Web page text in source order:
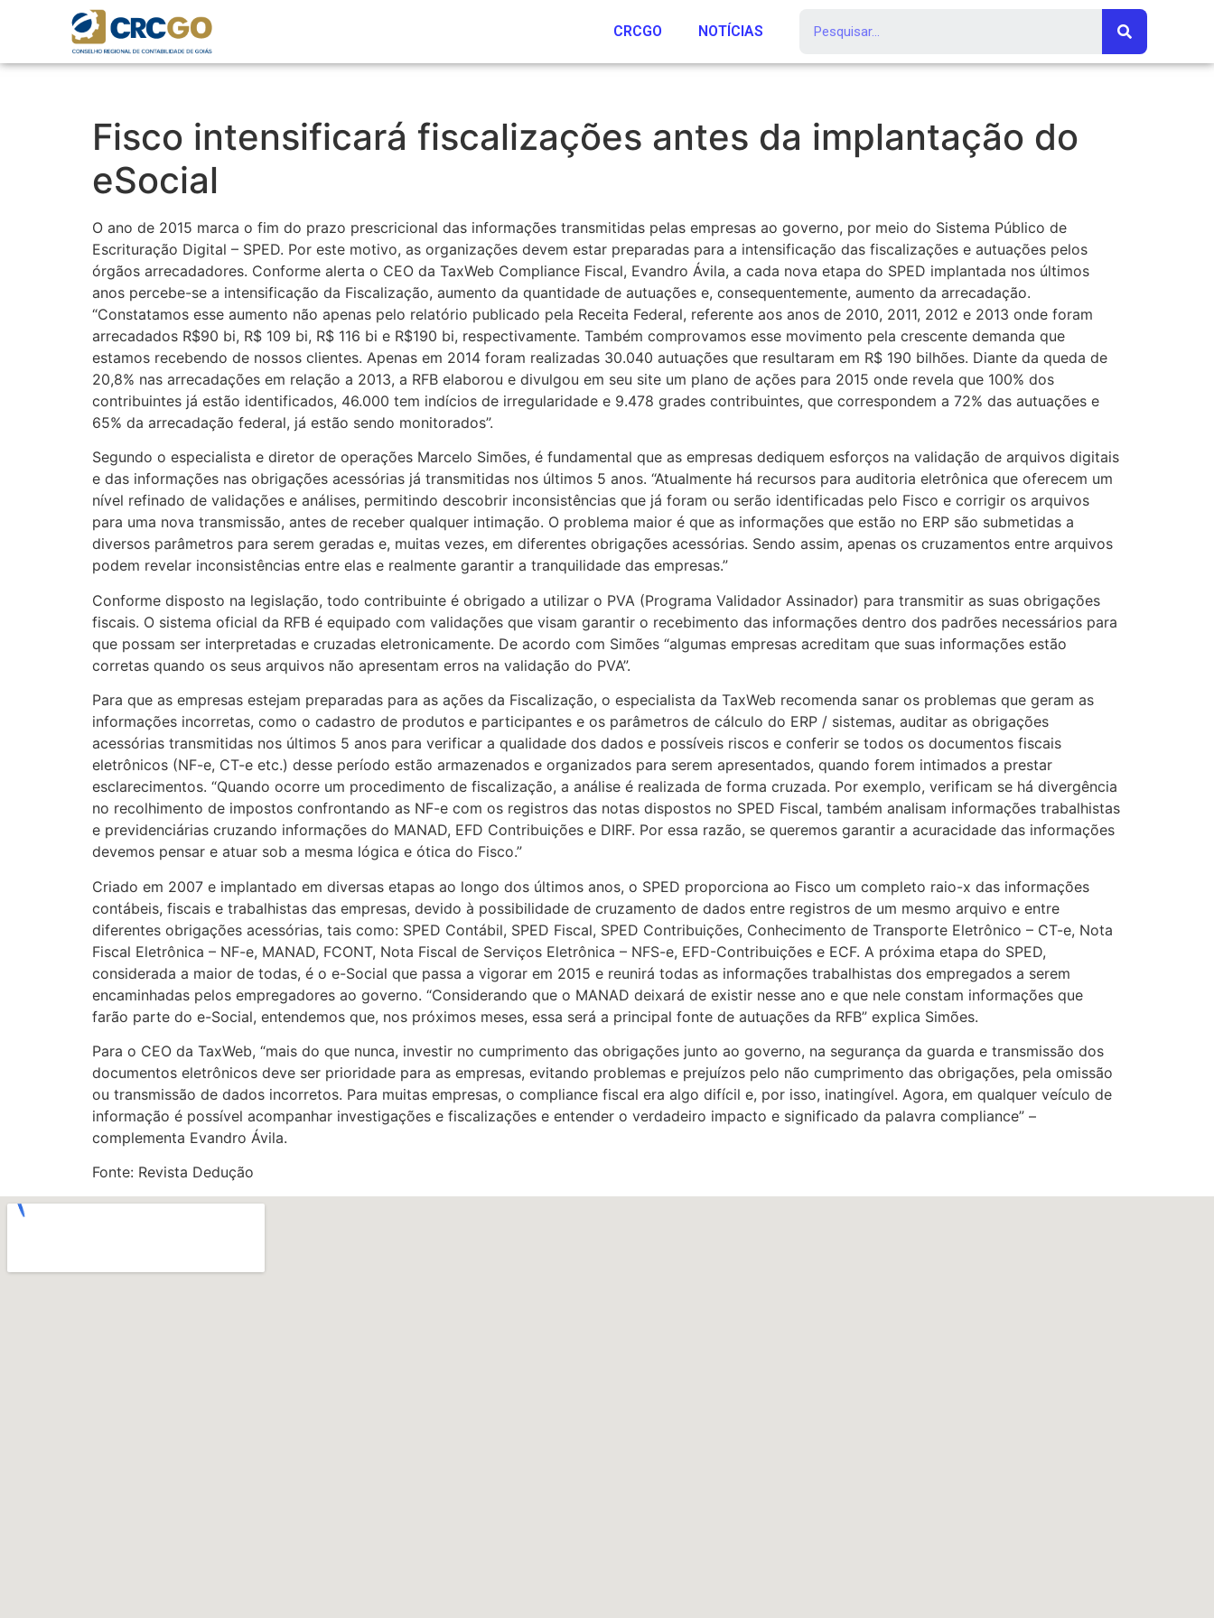
CRCGO NOTÍCIAS
Fisco intensificará fiscalizações antes da implantação do
eSocial
O ano de 2015 marca o fim do prazo prescricional das informações transmitidas pelas empresas ao governo, por meio do Sistema Público de
Escrituração Digital – SPED. Por este motivo, as organizações devem estar preparadas para a intensificação das fiscalizações e autuações pelos
órgãos arrecadadores. Conforme alerta o CEO da TaxWeb Compliance Fiscal, Evandro Ávila, a cada nova etapa do SPED implantada nos últimos
anos percebe-se a intensificação da Fiscalização, aumento da quantidade de autuações e, consequentemente, aumento da arrecadação.
“Constatamos esse aumento não apenas pelo relatório publicado pela Receita Federal, referente aos anos de 2010, 2011, 2012 e 2013 onde foram
arrecadados R$90 bi, R$ 109 bi, R$ 116 bi e R$190 bi, respectivamente. Também comprovamos esse movimento pela crescente demanda que
estamos recebendo de nossos clientes. Apenas em 2014 foram realizadas 30.040 autuações que resultaram em R$ 190 bilhões. Diante da queda de
20,8% nas arrecadações em relação a 2013, a RFB elaborou e divulgou em seu site um plano de ações para 2015 onde revela que 100% dos
contribuintes já estão identificados, 46.000 tem indícios de irregularidade e 9.478 grades contribuintes, que correspondem a 72% das autuações e
65% da arrecadação federal, já estão sendo monitorados”.
Segundo o especialista e diretor de operações Marcelo Simões, é fundamental que as empresas dediquem esforços na validação de arquivos digitais
e das informações nas obrigações acessórias já transmitidas nos últimos 5 anos. “Atualmente há recursos para auditoria eletrônica que oferecem um
nível refinado de validações e análises, permitindo descobrir inconsistências que já foram ou serão identificadas pelo Fisco e corrigir os arquivos
para uma nova transmissão, antes de receber qualquer intimação. O problema maior é que as informações que estão no ERP são submetidas a
diversos parâmetros para serem geradas e, muitas vezes, em diferentes obrigações acessórias. Sendo assim, apenas os cruzamentos entre arquivos
podem revelar inconsistências entre elas e realmente garantir a tranquilidade das empresas.”
Conforme disposto na legislação, todo contribuinte é obrigado a utilizar o PVA (Programa Validador Assinador) para transmitir as suas obrigações
fiscais. O sistema oficial da RFB é equipado com validações que visam garantir o recebimento das informações dentro dos padrões necessários para
que possam ser interpretadas e cruzadas eletronicamente. De acordo com Simões “algumas empresas acreditam que suas informações estão
corretas quando os seus arquivos não apresentam erros na validação do PVA”.
Para que as empresas estejam preparadas para as ações da Fiscalização, o especialista da TaxWeb recomenda sanar os problemas que geram as
informações incorretas, como o cadastro de produtos e participantes e os parâmetros de cálculo do ERP / sistemas, auditar as obrigações
acessórias transmitidas nos últimos 5 anos para verificar a qualidade dos dados e possíveis riscos e conferir se todos os documentos fiscais
eletrônicos (NF-e, CT-e etc.) desse período estão armazenados e organizados para serem apresentados, quando forem intimados a prestar
esclarecimentos. “Quando ocorre um procedimento de fiscalização, a análise é realizada de forma cruzada. Por exemplo, verificam se há divergência
no recolhimento de impostos confrontando as NF-e com os registros das notas dispostos no SPED Fiscal, também analisam informações trabalhistas
e previdenciárias cruzando informações do MANAD, EFD Contribuições e DIRF. Por essa razão, se queremos garantir a acuracidade das informações
devemos pensar e atuar sob a mesma lógica e ótica do Fisco.”
Criado em 2007 e implantado em diversas etapas ao longo dos últimos anos, o SPED proporciona ao Fisco um completo raio-x das informações
contábeis, fiscais e trabalhistas das empresas, devido à possibilidade de cruzamento de dados entre registros de um mesmo arquivo e entre
diferentes obrigações acessórias, tais como: SPED Contábil, SPED Fiscal, SPED Contribuições, Conhecimento de Transporte Eletrônico – CT-e, Nota
Fiscal Eletrônica – NF-e, MANAD, FCONT, Nota Fiscal de Serviços Eletrônica – NFS-e, EFD-Contribuições e ECF. A próxima etapa do SPED,
considerada a maior de todas, é o e-Social que passa a vigorar em 2015 e reunirá todas as informações trabalhistas dos empregados a serem
encaminhadas pelos empregadores ao governo. “Considerando que o MANAD deixará de existir nesse ano e que nele constam informações que
farão parte do e-Social, entendemos que, nos próximos meses, essa será a principal fonte de autuações da RFB” explica Simões.
Para o CEO da TaxWeb, “mais do que nunca, investir no cumprimento das obrigações junto ao governo, na segurança da guarda e transmissão dos
documentos eletrônicos deve ser prioridade para as empresas, evitando problemas e prejuízos pelo não cumprimento das obrigações, pela omissão
ou transmissão de dados incorretos. Para muitas empresas, o compliance fiscal era algo difícil e, por isso, inatingível. Agora, em qualquer veículo de
informação é possível acompanhar investigações e fiscalizações e entender o verdadeiro impacto e significado da palavra compliance” –
complementa Evandro Ávila.
Fonte: Revista Dedução